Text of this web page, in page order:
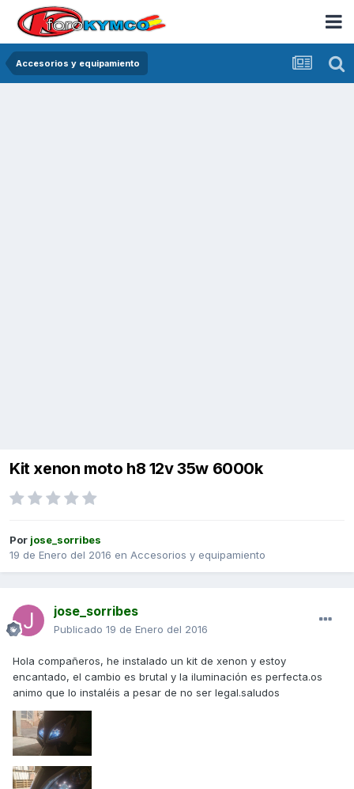
Accesorios y equipamiento
Kit xenon moto h8 12v 35w 6000k
Por jose_sorribes
19 de Enero del 2016 en Accesorios y equipamiento
jose_sorribes
Publicado 19 de Enero del 2016
Hola compañeros, he instalado un kit de xenon y estoy
encantado, el cambio es brutal y la iluminación es perfecta.os
animo que lo instaléis a pesar de no ser legal.saludos